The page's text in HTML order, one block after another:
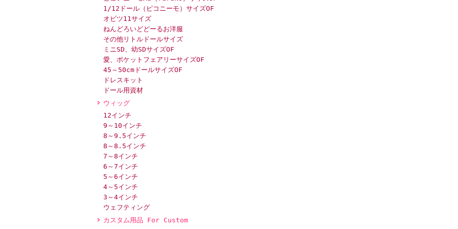
1/12ドール（ピコニーモ）サイズOF
オビツ11サイズ
ねんどろいどどーるお洋服
その他リトルドールサイズ
ミニSD、幼SDサイズOF
愛、ポケットフェアリーサイズOF
45～50cmドールサイズOF
ドレスキット
ドール用資材
ウィッグ
12インチ
9～10インチ
8～9.5インチ
8～8.5インチ
7～8インチ
6～7インチ
5～6インチ
4～5インチ
3～4インチ
ウェフティング
カスタム用品 For Custom